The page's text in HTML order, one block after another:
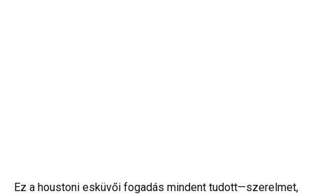
Ez a houstoni esküvői fogadás mindent tudott—szerelmet,